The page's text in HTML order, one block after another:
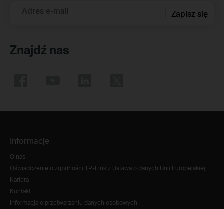
Adres e-mail Zapisz się
Znajdź nas
Informacje
O nas
Oświadczenie o zgodności TP-Link z Ustawą o danych Unii Europejskiej
Kariera
Kontakt
Informacja o przetwarzaniu danych osobowych